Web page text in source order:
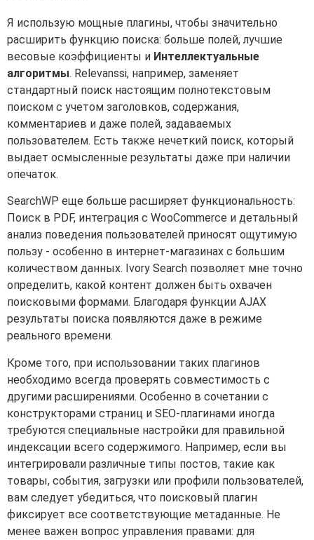
Я использую мощные плагины, чтобы значительно
расширить функцию поиска: больше полей, лучшие
весовые коэффициенты и Интеллектуальные
алгоритмы. Relevanssi, например, заменяет
стандартный поиск настоящим полнотекстовым
поиском с учетом заголовков, содержания,
комментариев и даже полей, задаваемых
пользователем. Есть также нечеткий поиск, который
выдает осмысленные результаты даже при наличии
опечаток.
SearchWP еще больше расширяет функциональность:
Поиск в PDF, интеграция с WooCommerce и детальный
анализ поведения пользователей приносят ощутимую
пользу - особенно в интернет-магазинах с большим
количеством данных. Ivory Search позволяет мне точно
определить, какой контент должен быть охвачен
поисковыми формами. Благодаря функции AJAX
результаты поиска появляются даже в режиме
реального времени.
Кроме того, при использовании таких плагинов
необходимо всегда проверять совместимость с
другими расширениями. Особенно в сочетании с
конструкторами страниц и SEO-плагинами иногда
требуются специальные настройки для правильной
индексации всего содержимого. Например, если вы
интегрировали различные типы постов, такие как
товары, события, загрузки или профили пользователей,
вам следует убедиться, что поисковый плагин
фиксирует все соответствующие метаданные. Не
менее важен вопрос управления правами: для